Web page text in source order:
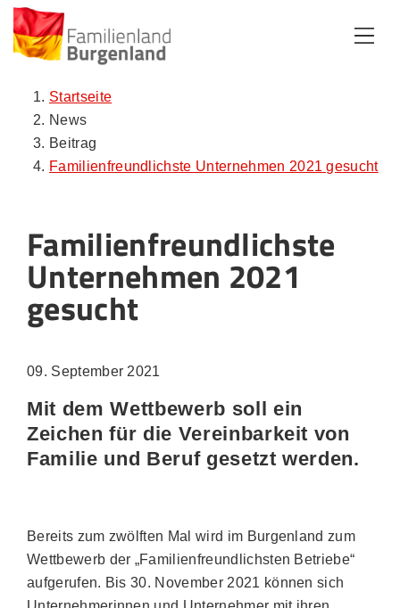
Startseite
News
Beitrag
Familienfreundlichste Unternehmen 2021 gesucht
Familienfreundlichste
Unternehmen 2021
gesucht
09. September 2021
Mit dem Wettbewerb soll ein
Zeichen für die Vereinbarkeit von
Familie und Beruf gesetzt werden.
Bereits zum zwölften Mal wird im Burgenland zum
Wettbewerb der „Familienfreundlichsten Betriebe“
aufgerufen. Bis 30. November 2021 können sich